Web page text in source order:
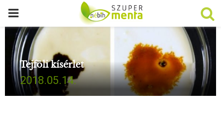
P
R
M
Tejföli kísérlet
2018.05.14.